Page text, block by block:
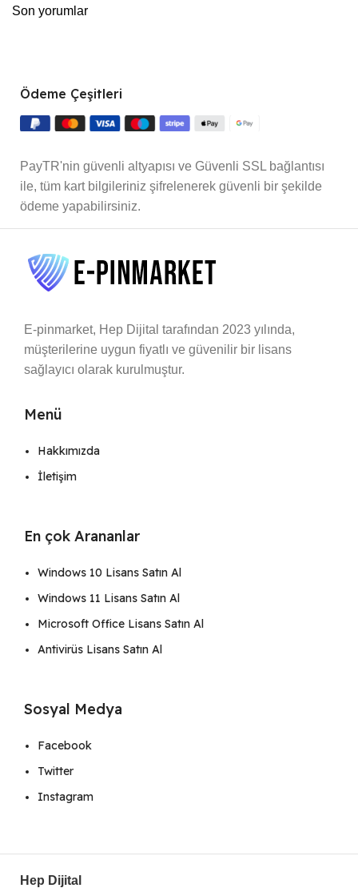
Son yorumlar
Ödeme Çeşitleri
PayTR'nin güvenli altyapısı ve Güvenli SSL bağlantısı
ile, tüm kart bilgileriniz şifrelenerek güvenli bir şekilde
ödeme yapabilirsiniz.
E-pinmarket, Hep Dijital tarafından 2023 yılında,
müşterilerine uygun fiyatlı ve güvenilir bir lisans
sağlayıcı olarak kurulmuştur.
Menü
Hakkımızda
İletişim
En çok Arananlar
Windows 10 Lisans Satın Al
Windows 11 Lisans Satın Al
Microsoft Office Lisans Satın Al
Antivirüs Lisans Satın Al
Sosyal Medya
Facebook
Twitter
Instagram
Hep Dijital